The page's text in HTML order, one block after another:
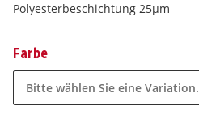
Polyesterbeschichtung 25µm
Farbe
Bitte wählen Sie eine Variation.